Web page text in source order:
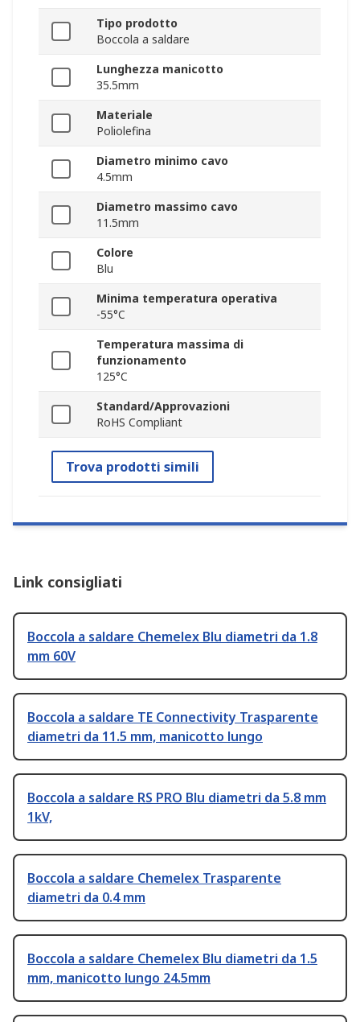
Tipo prodotto
Boccola a saldare
Lunghezza manicotto
35.5mm
Materiale
Poliolefina
Diametro minimo cavo
4.5mm
Diametro massimo cavo
11.5mm
Colore
Blu
Minima temperatura operativa
-55°C
Temperatura massima di
funzionamento
125°C
Standard/Approvazioni
RoHS Compliant
Trova prodotti simili
Link consigliati
Boccola a saldare Chemelex Blu diametri da 1.8
mm 60V
Boccola a saldare TE Connectivity Trasparente
diametri da 11.5 mm, manicotto lungo
Boccola a saldare RS PRO Blu diametri da 5.8 mm
1kV,
Boccola a saldare Chemelex Trasparente
diametri da 0.4 mm
Boccola a saldare Chemelex Blu diametri da 1.5
mm, manicotto lungo 24.5mm